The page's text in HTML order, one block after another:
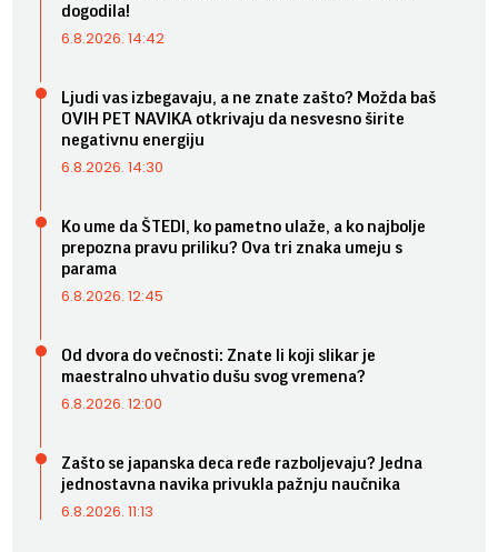
dogodila!
6.8.2026. 14:42
Ljudi vas izbegavaju, a ne znate zašto? Možda baš
OVIH PET NAVIKA otkrivaju da nesvesno širite
negativnu energiju
6.8.2026. 14:30
Ko ume da ŠTEDI, ko pametno ulaže, a ko najbolje
prepozna pravu priliku? Ova tri znaka umeju s
parama
6.8.2026. 12:45
Od dvora do večnosti: Znate li koji slikar je
maestralno uhvatio dušu svog vremena?
6.8.2026. 12:00
Zašto se japanska deca ređe razboljevaju? Jedna
jednostavna navika privukla pažnju naučnika
6.8.2026. 11:13